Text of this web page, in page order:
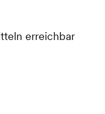
erreichbar